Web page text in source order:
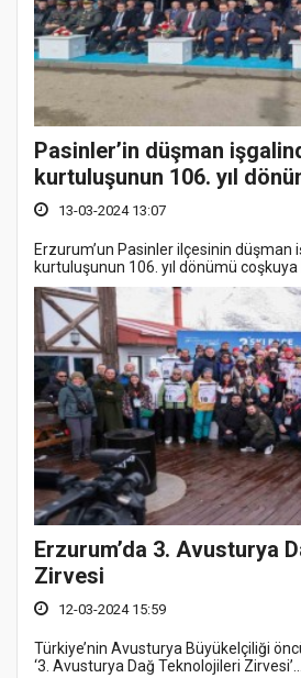
Pasinler’in düşman
kurtuluşunun 106. yıl
13-03-2024 13:07
Erzurum’un Pasinler ilçesinin düşman
kurtuluşunun 106. yıl dönümü coşkuya
Erzurum’da 3. Avusturya
Zirvesi
12-03-2024 15:59
Türkiye’nin Avusturya Büyükelçiliği
‘3. Avusturya Dağ Teknolojileri Zirvesi’...